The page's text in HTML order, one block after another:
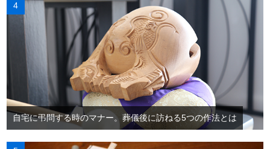
自宅に弔問する時のマナー。葬儀後に訪ねる5つの作法とは